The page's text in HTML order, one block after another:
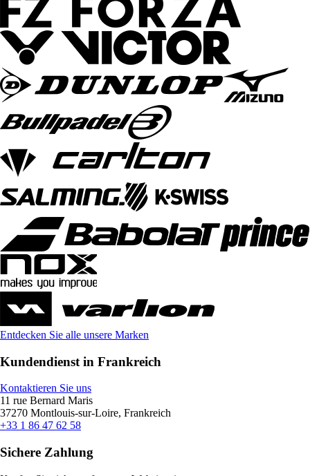
Entdecken Sie alle unsere Marken
Kundendienst in Frankreich
Kontaktieren Sie uns
11 rue Bernard Maris
37270 Montlouis-sur-Loire, Frankreich
+33 1 86 47 62 58
Sichere Zahlung